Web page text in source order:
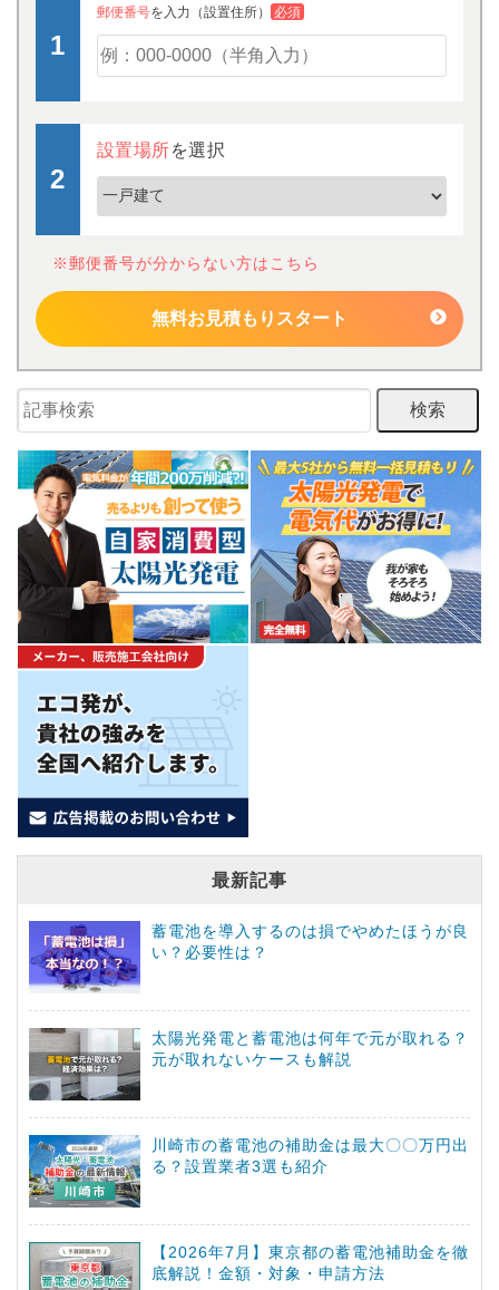
郵便番号を入力（設置住所） 必須
設置場所を選択
※郵便番号が分からない方はこちら
無料お見積もりスタート
最新記事
蓄電池を導入するのは損でやめたほうが良
い？必要性は？
太陽光発電と蓄電池は何年で元が取れる？
元が取れないケースも解説
川崎市の蓄電池の補助金は最大〇〇万円出
る？設置業者3選も紹介
【2026年7月】東京都の蓄電池補助金を徹
底解説！金額・対象・申請方法